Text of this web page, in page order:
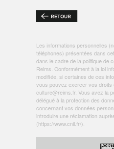
Les informations personnelles
téléphones) présentées dans
dans le cadre de la politique de
Reims . Conformément à la loi
modifiée, si certaines de ces
vous pouvez exercer vos droits
culture@reims.fr. Vous avez la
délégué à la protection des
concernant vos données
introduire une réclamation
(https://www.cnil.fr/).